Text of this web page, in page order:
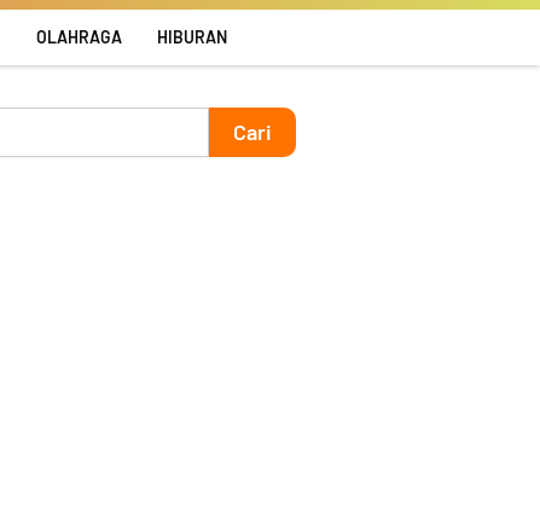
OLAHRAGA HIBURAN
Cari